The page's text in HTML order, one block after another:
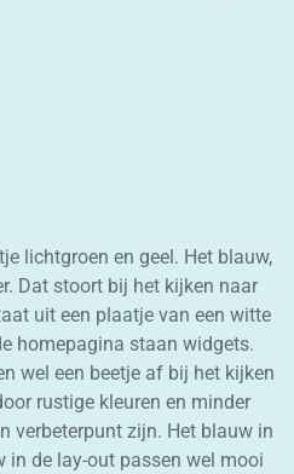
lichtgroen en geel. Het blauw,
Dat stoort bij het kijken naar
uit een plaatje van een witte
homepagina staan widgets.
wel een beetje af bij het kijken
rustige kleuren en minder
verbeterpunt zijn. Het blauw in
in de lay-out passen wel mooi